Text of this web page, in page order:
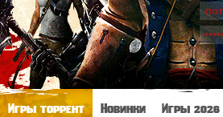
Игры торрент Новинки Игры 2026